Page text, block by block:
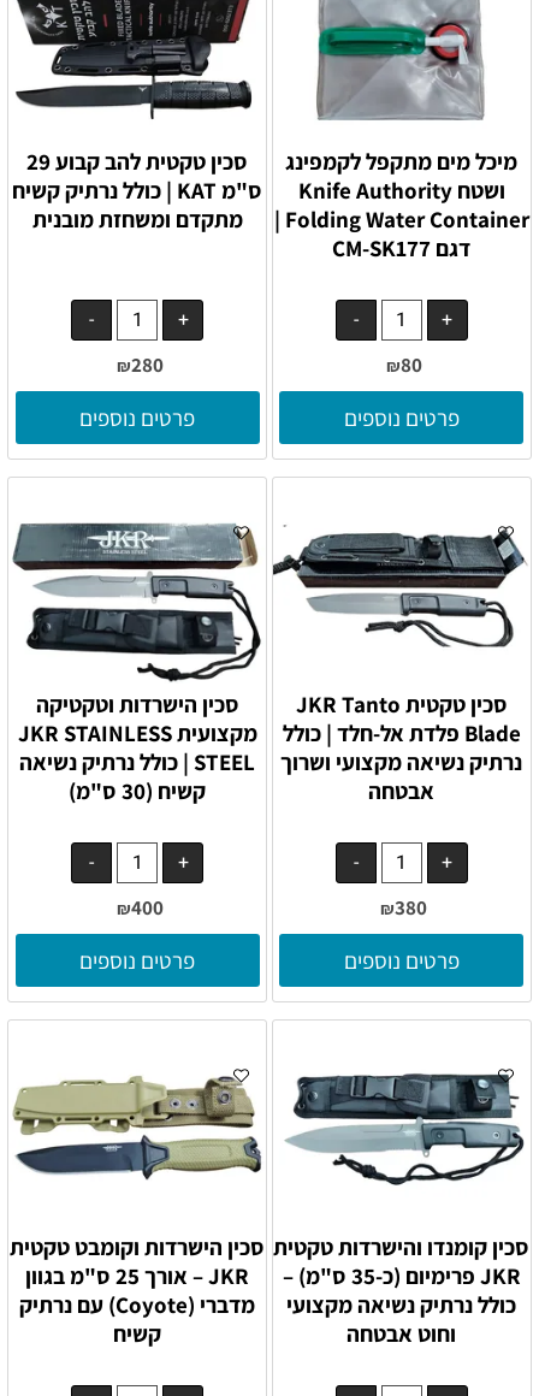
מיכל מים מתקפל לקמפינג
ושטח Knife Authority
Folding Water Container |
דגם CM-SK177
₪80
פרטים נוספים
סכין טקטית להב קבוע 29
ס"מ KAT | כולל נרתיק קשיח
מתקדם ומשחזת מובנית
₪280
פרטים נוספים
סכין טקטית JKR Tanto
Blade פלדת אל-חלד | כולל
נרתיק נשיאה מקצועי ושרוך
אבטחה
₪380
פרטים נוספים
סכין הישרדות וטקטיקה
מקצועית JKR STAINLESS
STEEL | כולל נרתיק נשיאה
קשיח (30 ס"מ)
₪400
פרטים נוספים
סכין קומנדו והישרדות טקטית
JKR פרימיום (כ-35 ס"מ) –
כולל נרתיק נשיאה מקצועי
וחוט אבטחה
סכין הישרדות וקומבט טקטית
JKR – אורך 25 ס"מ בגוון
מדברי (Coyote) עם נרתיק
קשיח